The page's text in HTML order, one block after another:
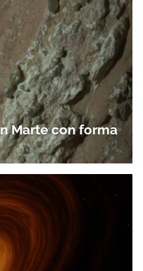
Marte con forma